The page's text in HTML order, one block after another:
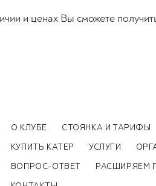
и ценах Вы сможете
О КЛУБЕ СТОЯНКА И ТАРИФЫ
КУПИТЬ КАТЕР УСЛУГИ
ВОПРОС-ОТВЕТ РАСШИРЯЕМ